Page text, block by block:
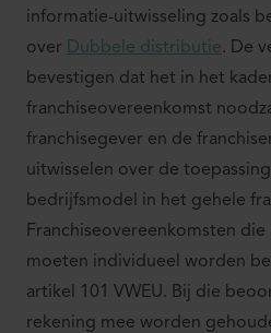
informatie-uitwisseling zoals
over Dubbele distributie. De
bevestigen dat het in het
franchiseovereenkomst
franchisegever en de
uitwisselen over de
bedrijfsmodel in het gehele
Franchiseovereenkomsten
moeten individueel worden
artikel 101 VWEU. Bij die
rekening mee worden